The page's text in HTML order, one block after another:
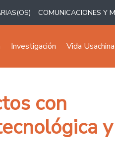
COMUNICACIONES Y
Investigación Vida Usachina
con
y